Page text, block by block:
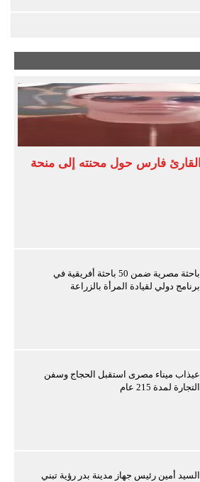
فارس حول محنته إلى منحة
باحثة مصرية ضمن 50 باحثة أفريقية في
برنامج دولي لقيادة المرأة بالزراعة
عيذاب ميناء مصرى استقبل الحجاج وسفن
التجارة لمدة 215 عام
السيد أمين رئيس جهاز مدينة بدر رؤية تبني